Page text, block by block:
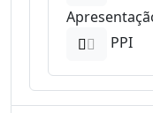
PPI